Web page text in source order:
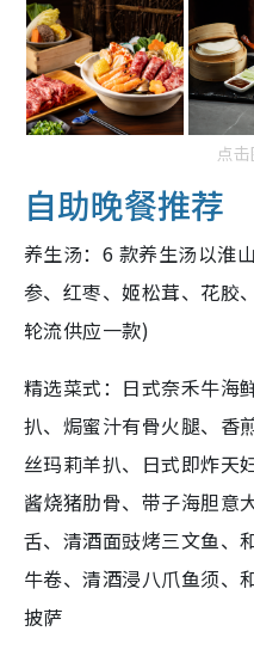
点
自助晚餐推荐
养生汤：6 款养生汤以淮
参、红枣、姬松茸、花胶
轮流供应一款)
精选菜式：日式奈禾牛海
扒、焗蜜汁有骨火腿、香
丝玛莉羊扒、日式即炸天
酱烧猪肋骨、带子海胆意
舌、清酒面豉烤三文鱼、
牛卷、清酒浸八爪鱼须、
披萨